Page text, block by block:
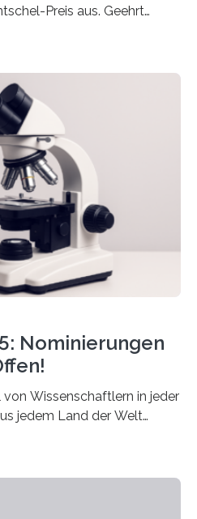
Preis aus. Geehrt
Publikation zum Thema
fördert die
die Behandlung der
Dazu schreibt sie auch in
den Hentschel-
an jüngere
unter 40 Jahren. Geehrt
Doktorarbeit oder eine
Publikation zum Thema
Nominierungen
Wissenschaftlern in jeder
jedem Land der Welt